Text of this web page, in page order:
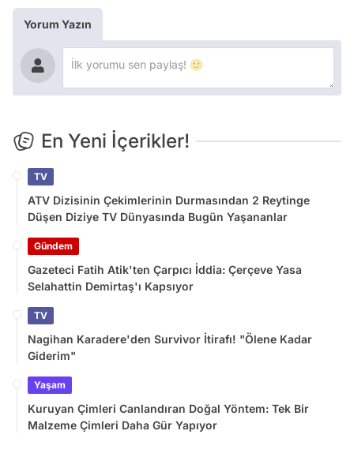
Yorum Yazın
En Yeni İçerikler!
TV
ATV Dizisinin Çekimlerinin Durmasından 2 Reytinge
Düşen Diziye TV Dünyasında Bugün Yaşananlar
Gündem
Gazeteci Fatih Atik'ten Çarpıcı İddia: Çerçeve Yasa
Selahattin Demirtaş'ı Kapsıyor
TV
Nagihan Karadere'den Survivor İtirafı! "Ölene Kadar
Giderim"
Yaşam
Kuruyan Çimleri Canlandıran Doğal Yöntem: Tek Bir
Malzeme Çimleri Daha Gür Yapıyor